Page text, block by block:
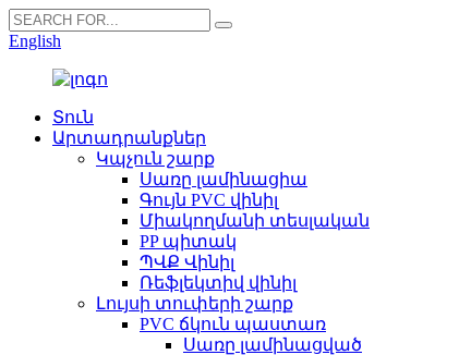
English
Տուն
Արտադրանքներ
Կպչուն շարք
Սառը լամինացիա
Գույն PVC վինիլ
Միակողմանի տեսլական
PP պիտակ
ՊՎՔ Վինիլ
Ռեֆլեկտիվ վինիլ
Լույսի տուփերի շարք
PVC ճկուն պաստառ
Սառը լամինացված